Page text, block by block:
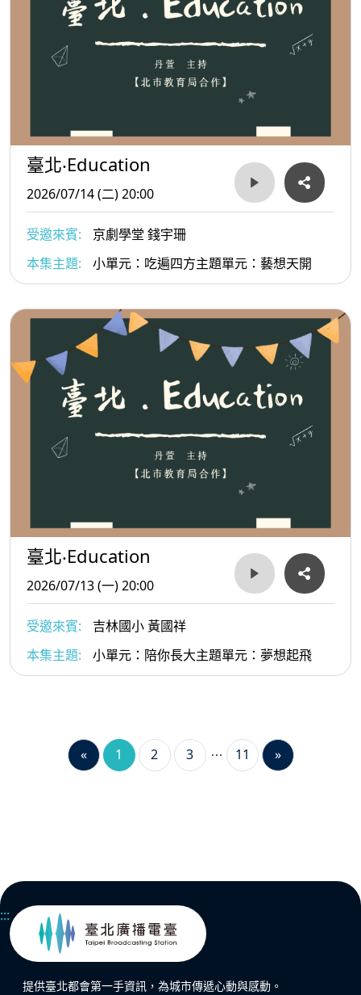
臺北‧Education
2026/07/14 (二) 20:00
受邀來賓:
京劇學堂 錢宇珊
本集主題:
小單元：吃遍四方主題單元：藝想天開
臺北‧Education
2026/07/13 (一) 20:00
受邀來賓:
吉林國小 黃國祥
本集主題:
小單元：陪你長大主題單元：夢想起飛
« 1 2 3 11 »
:::
提供臺北都會第一手資訊，為城市傳遞心動與感動。